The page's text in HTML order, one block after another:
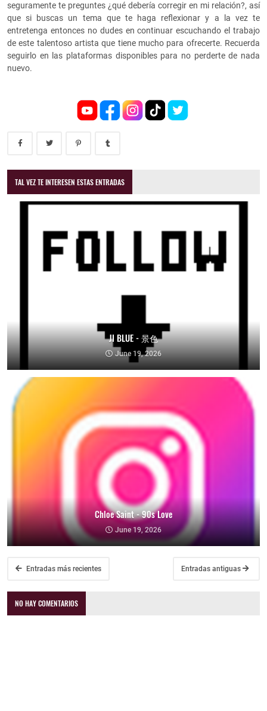
seguramente te preguntes ¿qué debería corregir en mi relación?, así
que si buscas un tema que te haga reflexionar y a la vez te
entretenga entonces no dudes en continuar escuchando el trabajo
de este talentoso artista que tiene mucho para ofrecerte. Recuerda
seguirlo en las plataformas disponibles para no perderte de nada
nuevo.
TAL VEZ TE INTERESEN ESTAS ENTRADAS
JI BLUE - 景色
June 19, 2026
Chloe Saint - 90s Love
June 19, 2026
Entradas más recientes Entradas antiguas
NO HAY COMENTARIOS